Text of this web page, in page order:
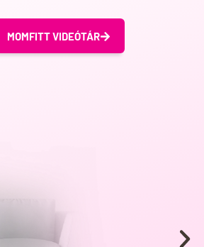
MOMFITT VIDEÓTÁR